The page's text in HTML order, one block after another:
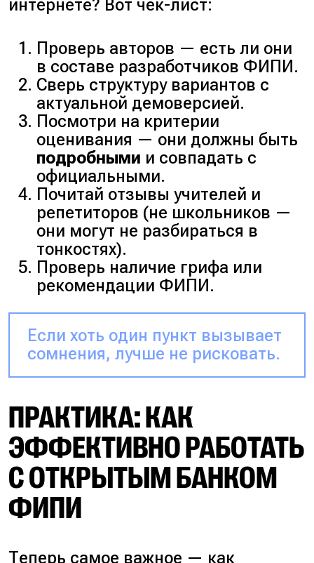
интернете? Вот чек-лист:
Проверь авторов — есть ли они
в составе разработчиков ФИПИ.
Сверь структуру вариантов с
актуальной демоверсией.
Посмотри на критерии
оценивания — они должны быть
подробными и совпадать с
официальными.
Почитай отзывы учителей и
репетиторов (не школьников —
они могут не разбираться в
тонкостях).
Проверь наличие грифа или
рекомендации ФИПИ.
Если хоть один пункт вызывает
сомнения, лучше не рисковать.
ПРАКТИКА: КАК
ЭФФЕКТИВНО РАБОТАТЬ
С ОТКРЫТЫМ БАНКОМ
ФИПИ
Теперь самое важное — как